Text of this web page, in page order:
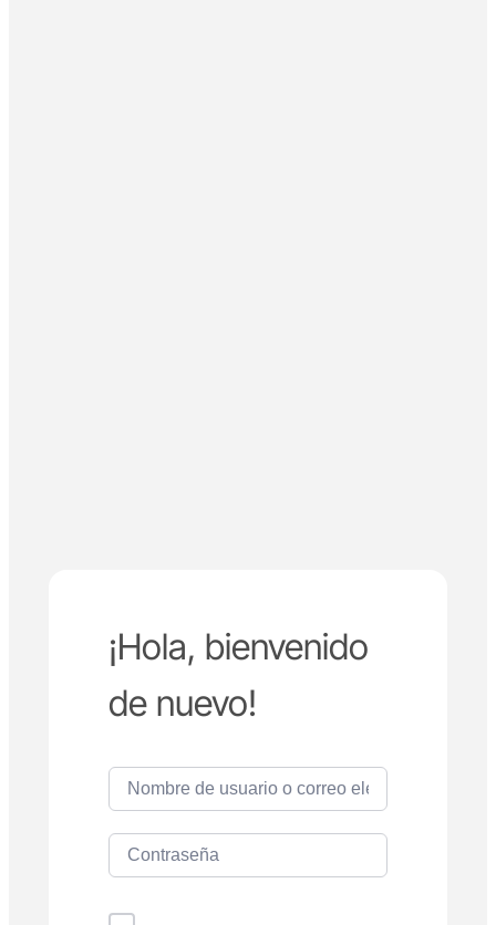
¡Hola, bienvenido
de nuevo!